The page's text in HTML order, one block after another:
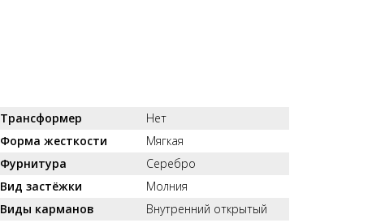
Трансформер
Нет
Форма жесткости
Мягкая
Фурнитура
Серебро
Вид застёжки
Молния
Виды карманов
Внутренний открытый